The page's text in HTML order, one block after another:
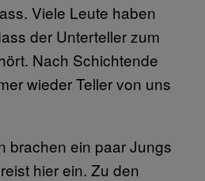
Viele Leute haben
der Unterteller zum
Nach Schichtende
wieder Teller von uns
brachen ein paar Jungs
hier ein. Zu den